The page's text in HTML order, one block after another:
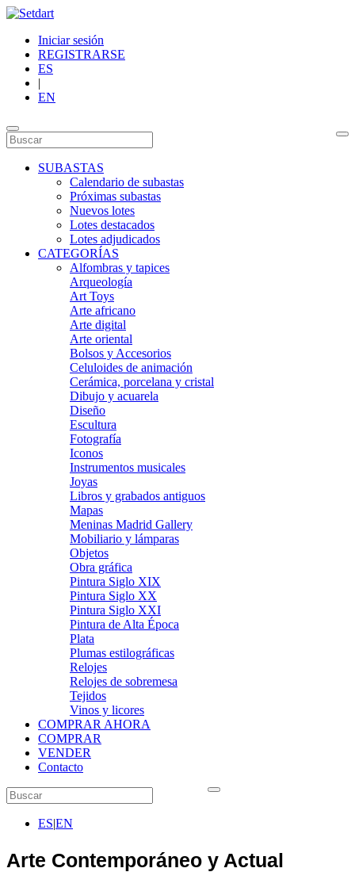
Iniciar sesión
REGISTRARSE
ES
|
EN
SUBASTAS
Calendario de subastas
Próximas subastas
Nuevos lotes
Lotes destacados
Lotes adjudicados
CATEGORÍAS
Alfombras y tapices
Arqueología
Art Toys
Arte africano
Arte digital
Arte oriental
Bolsos y Accesorios
Celuloides de animación
Cerámica, porcelana y cristal
Dibujo y acuarela
Diseño
Escultura
Fotografía
Iconos
Instrumentos musicales
Joyas
Libros y grabados antiguos
Mapas
Meninas Madrid Gallery
Mobiliario y lámparas
Objetos
Obra gráfica
Pintura Siglo XIX
Pintura Siglo XX
Pintura Siglo XXI
Pintura de Alta Época
Plata
Plumas estilográficas
Relojes
Relojes de sobremesa
Tejidos
Vinos y licores
COMPRAR AHORA
COMPRAR
VENDER
Contacto
ES|EN
Arte Contemporáneo y Actual